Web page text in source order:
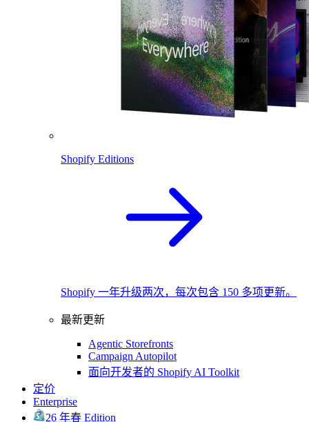
Shopify Editions
Shopify 一年升级两次，每次包含 150 多项更新。
最新更新
Agentic Storefronts
Campaign Autopilot
面向开发者的 Shopify AI Toolkit
定价
Enterprise
26 年春 Edition